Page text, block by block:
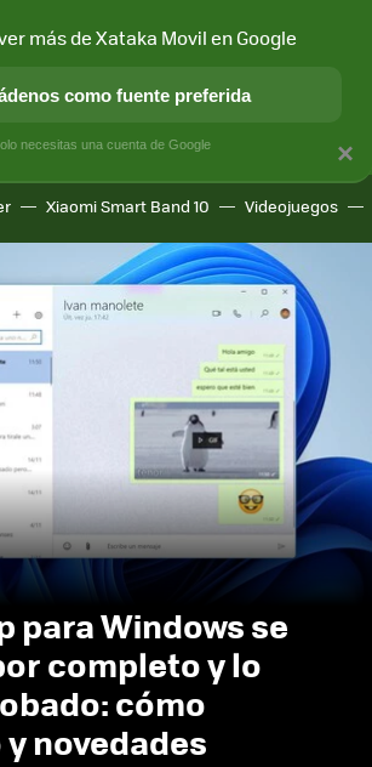
MÓVIL Y SOCIEDAD APLICACIONES
Xiaomi Smart Band 10 Videojuegos
para Windows se
completo y lo
cómo
novedades
×
más de Xataka Movil en Google
como fuente preferida
necesitas una cuenta de Google